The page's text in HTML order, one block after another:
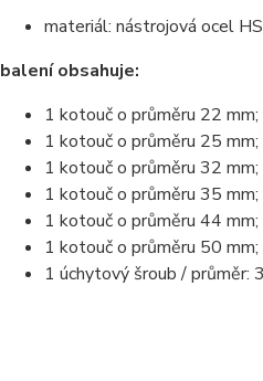
materiál: nástrojová ocel
balení obsahuje:
1 kotouč o průměru 22
1 kotouč o průměru 25
1 kotouč o průměru 32
1 kotouč o průměru 35
1 kotouč o průměru 44
1 kotouč o průměru 50
1 úchytový šroub / průměr: